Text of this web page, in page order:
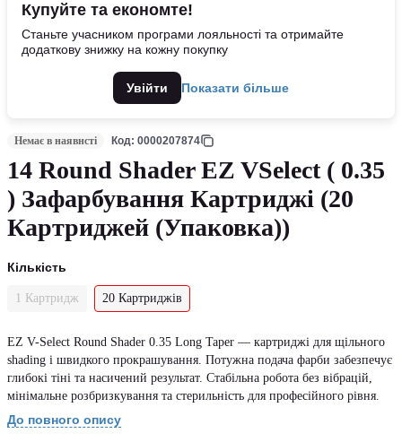
Купуйте та економте!
Станьте учасником програми лояльності та отримайте
додаткову знижку на кожну покупку
Увійти Показати більше
Немає в наявнсті Код: 0000207874
14 Round Shader EZ VSelect ( 0.35
) Зафарбування Картриджі (20
Картриджей (Упаковка))
Кількість
1 Картридж 20 Картриджів
EZ V-Select Round Shader 0.35 Long Taper — картриджі для щільного
shading і швидкого прокрашування. Потужна подача фарби забезпечує
глибокі тіні та насичений результат. Стабільна робота без вібрацій,
мінімальне розбризкування та стерильність для професійного рівня.
До повного опису